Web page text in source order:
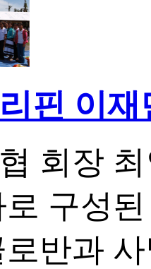
핀 이
회장
구성
반과